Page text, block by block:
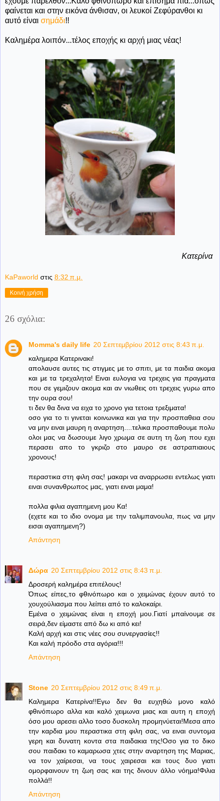
φαίνεται και στην εικόνα άνθισαν, οι λευκοί Ζεφύρανθοι κι
αυτό είναι σημάδι!!
Καλημέρα λοιπόν...τέλος εποχής κι αρχή μιας νέας!
Κατερίνα
KaPaworld στις 8:32 π.μ.
Κοινή χρήση
26 σχόλια:
Momma's daily life 20 Σεπτεμβρίου 2012 στις 8:43 π.μ.
καλημερα Κατερινακι!
απολαυσε αυτες τις στιγμες με το σπιτι, με τα παιδια ακομα
και με τα τρεχαλητα! Ειναι ευλογια να τρεχεις για πραγματα
που σε γεμιζουν ακομα και αν νιωθεις οτι τρεχεις γυρω απο
την ουρα σου!
τι δεν θα δινα να ειχα το χρονο για τετοια τρεξιματα!
οσο για το τι γινεται κοινωνικα και για την προσπαθεια σου
να μην ειναι μαυρη η αναρτηση....τελικα προσπαθουμε πολυ
ολοι μας να δωσουμε λιγο χρωμα σε αυτη τη ζωη που εχει
περασει απο το γκριζο στο μαυρο σε αστραπιαιους
χρονους!
περαστικα στη φιλη σας! μακαρι να αναρρωσει εντελως γιατι
ειναι συνανθρωπος μας, γιατι ειναι μαμα!
πολλα φιλια αγαπημενη μου Κα!
(εχετε και το ιδιο ονομα με την ταλιμπανουλα, πως να μην
εισαι αγαπημενη?)
Απάντηση
Δώρα 20 Σεπτεμβρίου 2012 στις 8:43 π.μ.
Δροσερή καλημέρα επιτέλους!
Όπως είπες,το φθινόπωρο και ο χειμώνας έχουν αυτό το
χουχούλιασμα που λείπει από το καλοκαίρι.
Εμένα ο χειμώνας είναι η εποχή μου.Γιατί μπαίνουμε σε
σειρά,δεν είμαστε από δω κι από κει!
Καλή αρχή και στις νέες σου συνεργασίες!!
Και καλή πρόοδο στα αγόρια!!!
Απάντηση
Stone 20 Σεπτεμβρίου 2012 στις 8:49 π.μ.
Καλημερα Κατερίνα!!Εγω δεν θα ευχηθώ μονο καλό
φθινόπωρο αλλα και καλό χειμωνα μιας και αυτη η εποχή
όσο μου αρεσει αλλο τοσο δυσκολη προμηνύεται!Μεσα απο
την καρδια μου περαστικα στη φιλη σας, να ειναι συντομα
γερη και δυνατη κοντα στα παιδακια της!Οσο για το δικο
σου παιδακι το καμαρωσα χτες στην αναρτηση της Μαριας,
να τον χαίρεσαι, να τους χαιρεσαι και τους δυο γιατι
ομορφαινουν τη ζωη σας και της δινουν άλλο νόημα!Φιλια
πολλά!!
Απάντηση